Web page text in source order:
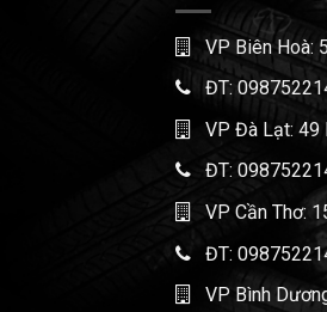
VP Biên Hoà:
ĐT:
VP Đà Lạt: 49
ĐT:
VP Cần Thơ:
ĐT:
VP Bình